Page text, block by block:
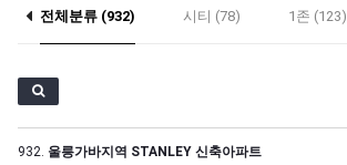
전체분류 (932) 시티 (78) 1존 (123)
932. 울릉가바지역 STANLEY 신축아파트